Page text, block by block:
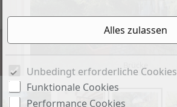
Unbedingt erforderliche Cookies
Funktionale Cookies
Performance Cookies